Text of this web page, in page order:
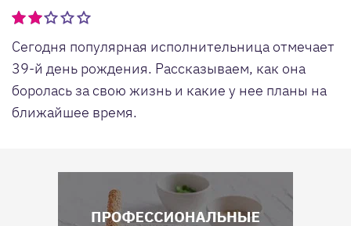
Сегодня популярная исполнительница отмечает
39-й день рождения. Рассказываем, как она
боролась за свою жизнь и какие у нее планы на
ближайшее время.